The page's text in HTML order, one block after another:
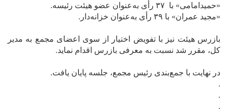
«حمیدامامی» با ۳۷ رأی به‌‌عنوان عضو هیئت رئیسه.
«مجید عمران» با ۳۹ رأی به‌عنوان خزانه‌دار.
بازرس هیئت نیز با تفویض اختیار از سوی اعضای مجمع به مدیر
کل، مقرر شد نسبت به معرفی بازرس اقدام نماید.
در نهایت با جمع‌بندی رئیس مجمع، جلسه پایان یافت.
.
.
.